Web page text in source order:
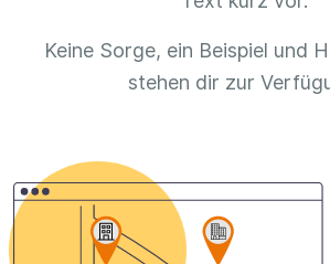
Keine Sorge, ein Beispiel und
stehen dir zur